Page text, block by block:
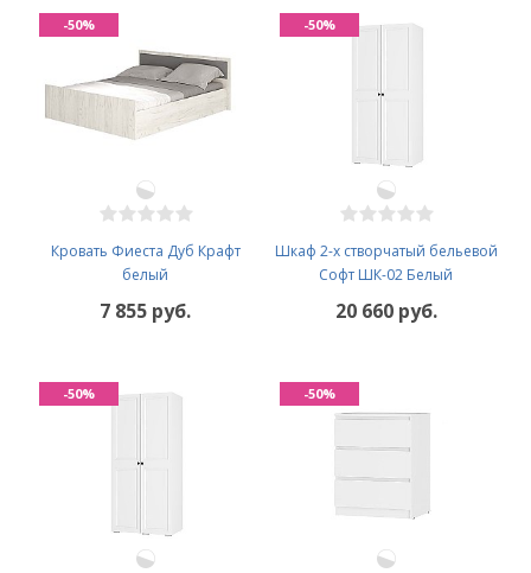
Кровать Фиеста Дуб Крафт
белый
7 855 руб.
-50%
Шкаф 2-х створчатый бельевой
Софт ШК-02 Белый
20 660 руб.
-50%
-50% -50%